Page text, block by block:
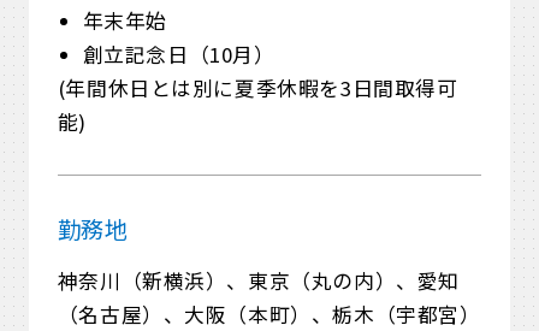
年末年始
創立記念日（10月）
(年間休日とは別に夏季休暇を3日間取得可
能)
勤務地
神奈川（新横浜）、東京（丸の内）、愛知
（名古屋）、大阪（本町）、栃木（宇都宮）